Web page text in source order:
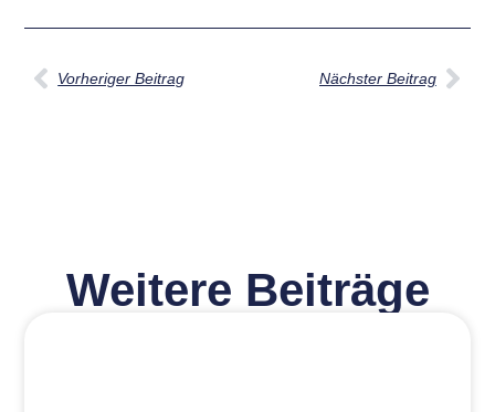
Vorheriger Beitrag Nächster Beitrag
Weitere Beiträge